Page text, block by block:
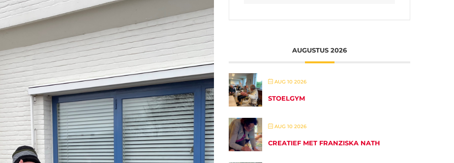
AUGUSTUS 2026
AUG 10 2026
STOELGYM
AUG 10 2026
CREATIEF MET FRANZISKA NATH